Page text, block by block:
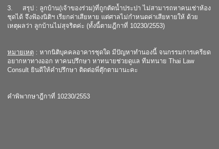
3. สรุป : ลูกบ้าน(เจ้าของร่วม)ที่ถูกตัดน้ำประปา ไม่สามารถหาคนเช่าห้อง
ชุดได้ จึงฟ้องนิติฯ เรียกค่าเสียหาย แต่ศาลไม่กำหนดค่าเสียหายให้ ด้วย
เหตุผลว่า ลูกบ้านไม่สุจริตค่ะ (ทั้งนี้ตามฎีกาที่ 10230/2553)
หมายเหตุ : หากนิติบุคคลอาคารชุดใด มีปัญหาทำนองนี้ จนกรรมการเครียด
อยากหาทางออก หาคนปรึกษา หาทนายช่วยดูแล ทีมทนาย Thai Law
Consult ยินดีให้คำปรึกษา ติดต่อพี่ตุ๊กตามานะคะ
คำพิพากษาฎีกาที่ 10230/2553